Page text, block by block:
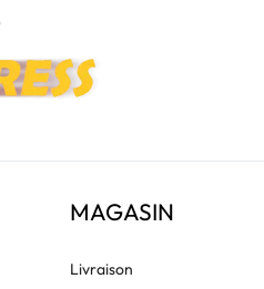
MAGASIN
Livraison